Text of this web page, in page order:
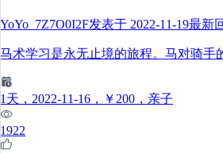
YoYo_7Z7O0I2F发表于 2022-11-19最新
马术学习是永无止境的旅程。马对骑
1 天 ，2022-11-16 ，￥200 ，亲子
1922